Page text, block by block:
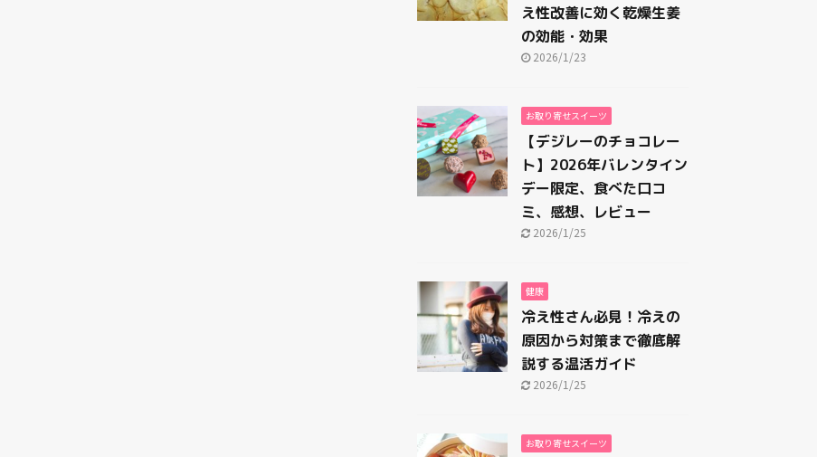
え性改善に効く乾燥生姜
の効能・効果
2026/1/23
お取り寄せスイーツ
【デジレーのチョコレー
ト】2026年バレンタイン
デー限定、食べた口コ
ミ、感想、レビュー
2026/1/25
健康
冷え性さん必見！冷えの
原因から対策まで徹底解
説する温活ガイド
2026/1/25
お取り寄せスイーツ